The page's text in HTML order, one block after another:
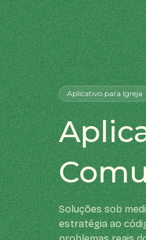
Aplicativopara Igreja
Soluções sob
estratégia ao